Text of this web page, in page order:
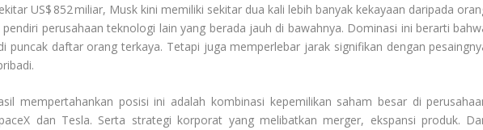
US$ 852 miliar, Musk kini memiliki sekitar dua kali lebih banyak kekayaan daripada
perusahaan teknologi lain yang berada jauh di bawahnya. Dominasi ini berarti
puncak daftar orang terkaya. Tetapi juga memperlebar jarak signifikan dengan
mempertahankan posisi ini adalah kombinasi kepemilikan saham besar di
dan Tesla. Serta strategi korporat yang melibatkan merger, ekspansi produk.